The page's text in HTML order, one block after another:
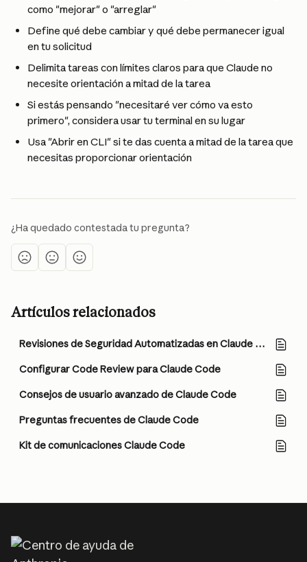
como "mejorar" o "arreglar"
Define qué debe cambiar y qué debe permanecer igual
en tu solicitud
Delimita tareas con límites claros para que Claude no
necesite orientación a mitad de la tarea
Si estás pensando "necesitaré ver cómo va esto
primero", considera usar tu terminal en su lugar
Usa "Abrir en CLI" si te das cuenta a mitad de la tarea que
necesitas proporcionar orientación
¿Ha quedado contestada tu pregunta?
Artículos relacionados
Revisiones de Seguridad Automatizadas en Claude Code
Configurar Code Review para Claude Code
Consejos de usuario avanzado de Claude Code
Preguntas frecuentes de Claude Code
Kit de comunicaciones Claude Code